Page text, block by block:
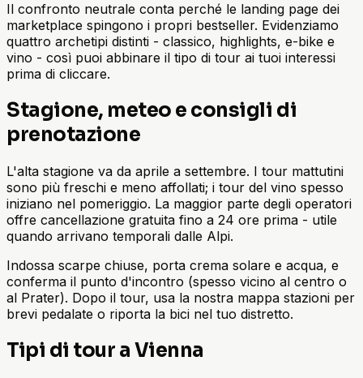
Il confronto neutrale conta perché le landing page dei
marketplace spingono i propri bestseller. Evidenziamo
quattro archetipi distinti - classico, highlights, e-bike e
vino - così puoi abbinare il tipo di tour ai tuoi interessi
prima di cliccare.
Stagione, meteo e consigli di
prenotazione
L'alta stagione va da aprile a settembre. I tour mattutini
sono più freschi e meno affollati; i tour del vino spesso
iniziano nel pomeriggio. La maggior parte degli operatori
offre cancellazione gratuita fino a 24 ore prima - utile
quando arrivano temporali dalle Alpi.
Indossa scarpe chiuse, porta crema solare e acqua, e
conferma il punto d'incontro (spesso vicino al centro o
al Prater). Dopo il tour, usa la nostra mappa stazioni per
brevi pedalate o riporta la bici nel tuo distretto.
Tipi di tour a Vienna